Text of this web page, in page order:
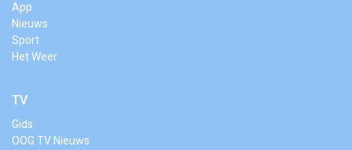
App
Nieuws
Sport
Het Weer
TV
Gids
OOG TV Nieuws